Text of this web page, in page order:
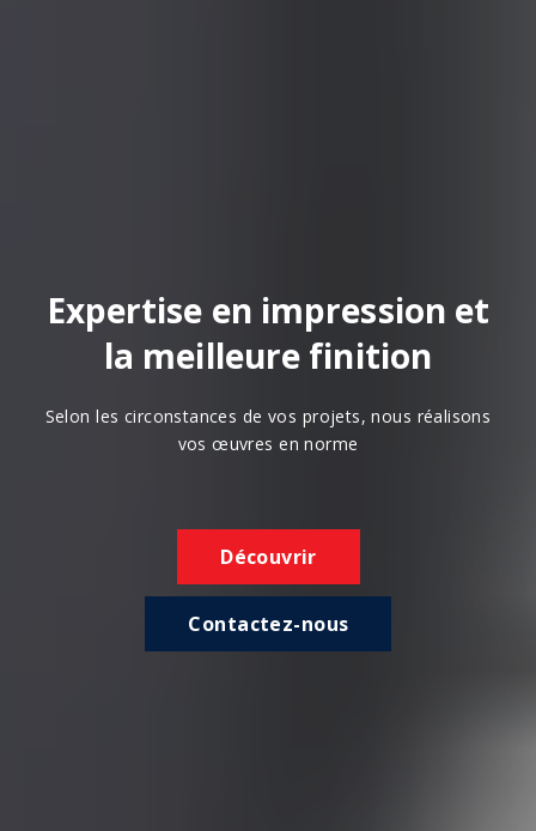
Expertise en impression et
la meilleure finition
Selon les circonstances de vos projets, nous réalisons
vos œuvres en norme
Découvrir
Contactez-nous